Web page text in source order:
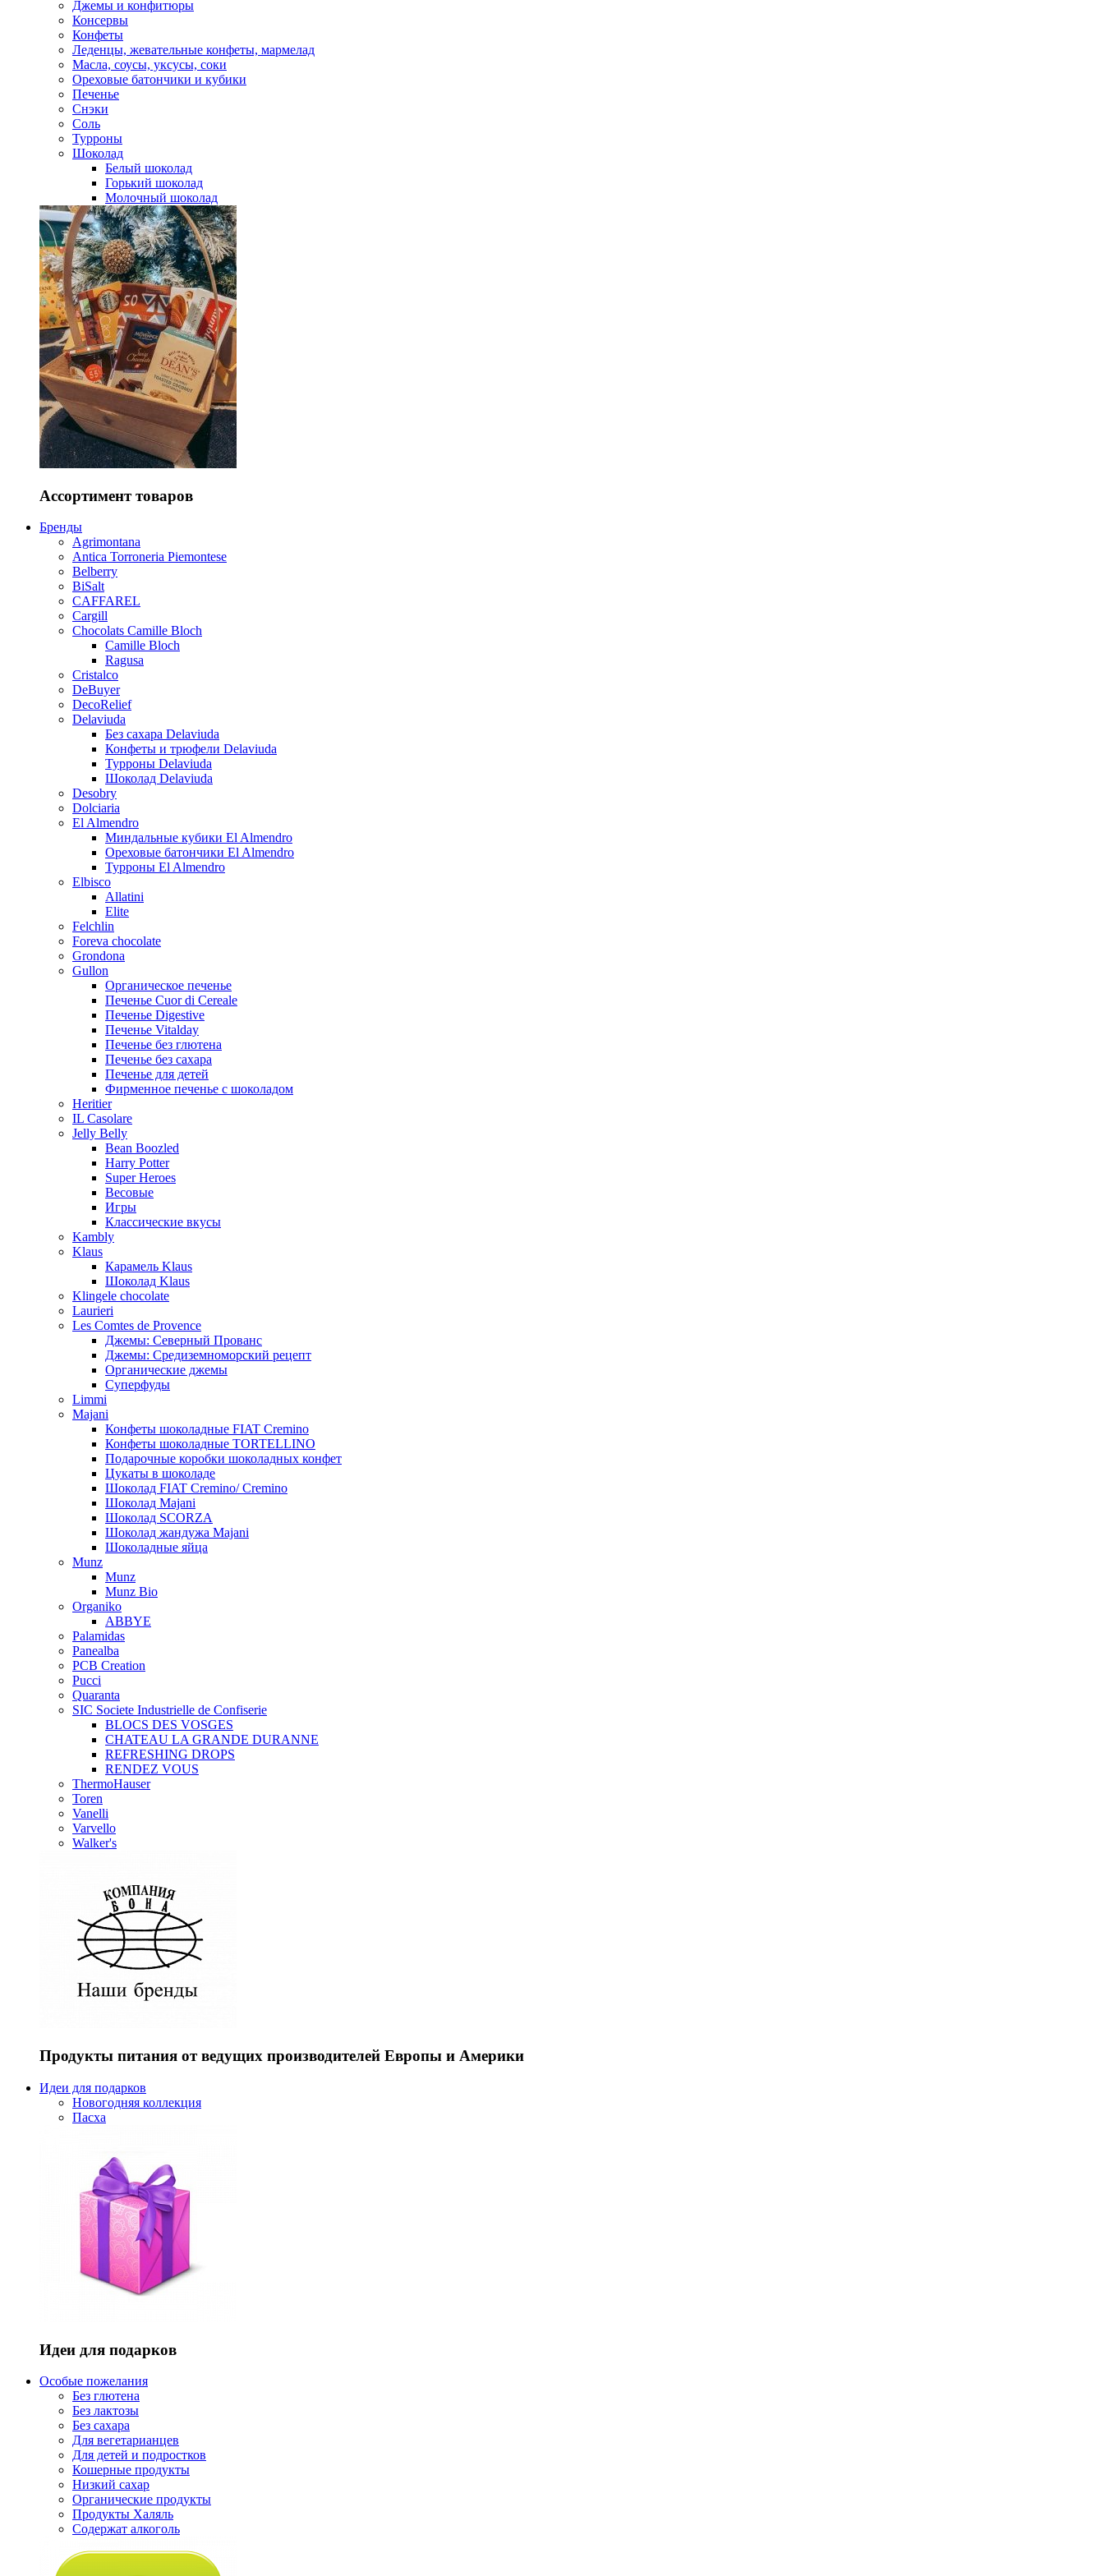
Джемы и конфитюры
Консервы
Конфеты
Леденцы, жевательные конфеты, мармелад
Масла, соусы, уксусы, соки
Ореховые батончики и кубики
Печенье
Снэки
Соль
Турроны
Шоколад
Белый шоколад
Горький шоколад
Молочный шоколад
Ассортимент товаров
Бренды
Agrimontana
Antica Torroneria Piemontese
Belberry
BiSalt
CAFFAREL
Cargill
Chocolats Camille Bloch
Camille Bloch
Ragusa
Cristalco
DeBuyer
DecoRelief
Delaviuda
Без сахара Delaviuda
Конфеты и трюфели Delaviuda
Турроны Delaviuda
Шоколад Delaviuda
Desobry
Dolciaria
El Almendro
Миндальные кубики El Almendro
Ореховые батончики El Almendro
Турроны El Almendro
Elbisco
Allatini
Elite
Felchlin
Foreva chocolate
Grondona
Gullon
Органическое печенье
Печенье Cuor di Cereale
Печенье Digestive
Печенье Vitalday
Печенье без глютена
Печенье без сахара
Печенье для детей
Фирменное печенье с шоколадом
Heritier
IL Casolare
Jelly Belly
Bean Boozled
Harry Potter
Super Heroes
Весовые
Игры
Классические вкусы
Kambly
Klaus
Карамель Klaus
Шоколад Klaus
Klingele chocolate
Laurieri
Les Comtes de Provence
Джемы: Северный Прованс
Джемы: Средиземноморский рецепт
Органические джемы
Суперфуды
Limmi
Majani
Конфеты шоколадные FIAT Cremino
Конфеты шоколадные TORTELLINO
Подарочные коробки шоколадных конфет
Цукаты в шоколаде
Шоколад FIAT Cremino/ Cremino
Шоколад Majani
Шоколад SCORZA
Шоколад жандужа Majani
Шоколадные яйца
Munz
Munz
Munz Bio
Organiko
ABBYE
Palamidas
Panealba
PCB Creation
Pucci
Quaranta
SIC Societe Industrielle de Confiserie
BLOCS DES VOSGES
CHATEAU LA GRANDE DURANNE
REFRESHING DROPS
RENDEZ VOUS
ThermoHauser
Toren
Vanelli
Varvello
Walker's
Продукты питания от ведущих производителей Европы и Америки
Идеи для подарков
Новогодняя коллекция
Пасха
Идеи для подарков
Особые пожелания
Без глютена
Без лактозы
Без сахара
Для вегетарианцев
Для детей и подростков
Кошерные продукты
Низкий сахар
Органические продукты
Продукты Халяль
Содержат алкоголь